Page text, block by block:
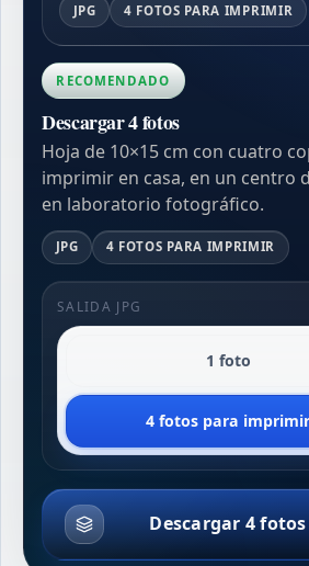
JPG 4 FOTOS PARA IMPRIMIR
RECOMENDADO
Descargar 4 fotos
Hoja de 10×15 cm con cuatro
imprimir en casa, en un centro
en laboratorio fotográfico.
JPG 4 FOTOS PARA IMPRIMIR
SALIDA JPG
1 foto
4 fotos para imprimir
Descargar 4 fotos